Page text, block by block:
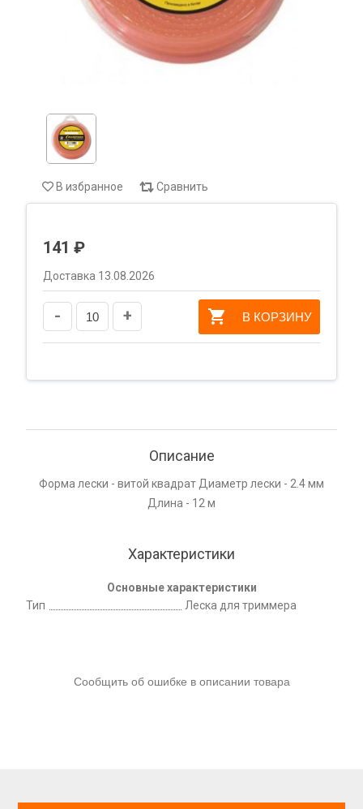
В избранное Сравнить
141 ₽
Доставка 13.08.2026
- + В КОРЗИНУ
Описание
Форма лески - витой квадрат Диаметр лески - 2.4 мм
Длина - 12 м
Характеристики
Основные характеристики
Тип
Леска для триммера
Сообщить об ошибке в описании товара